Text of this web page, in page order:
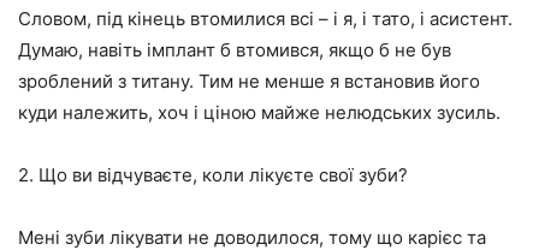
Словом, під кінець втомилися всі – і я, і тато, і асистент.
Думаю, навіть імплант б втомився, якщо б не був
зроблений з титану. Тим не менше я встановив його
куди належить, хоч і ціною майже нелюдських зусиль.
2. Що ви відчуваєте, коли лікуєте свої зуби?
Мені зуби лікувати не доводилося, тому що карієс та